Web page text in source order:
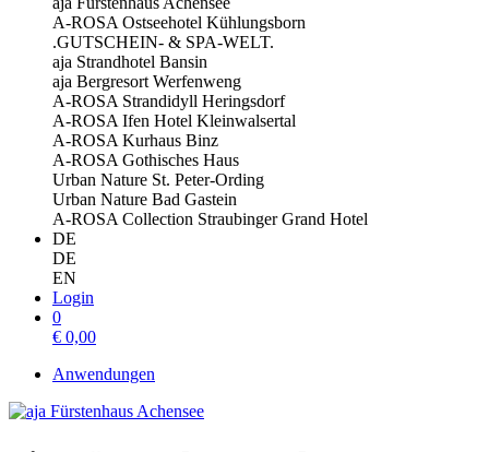
A-ROSA Ostseehotel Kühlungsborn
.GUTSCHEIN- & SPA-WELT.
aja Strandhotel Bansin
aja Bergresort Werfenweng
A-ROSA Strandidyll Heringsdorf
A-ROSA Ifen Hotel Kleinwalsertal
A-ROSA Kurhaus Binz
A-ROSA Gothisches Haus
Urban Nature St. Peter-Ording
Urban Nature Bad Gastein
A-ROSA Collection Straubinger Grand Hotel
DE
DE
EN
Login
0
€ 0,00
Anwendungen